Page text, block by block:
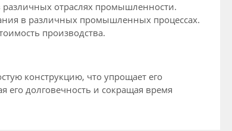
различных отраслях промышленности.
в различных промышленных процессах.
производства.
конструкцию, что упрощает его
его долговечность и сокращая время